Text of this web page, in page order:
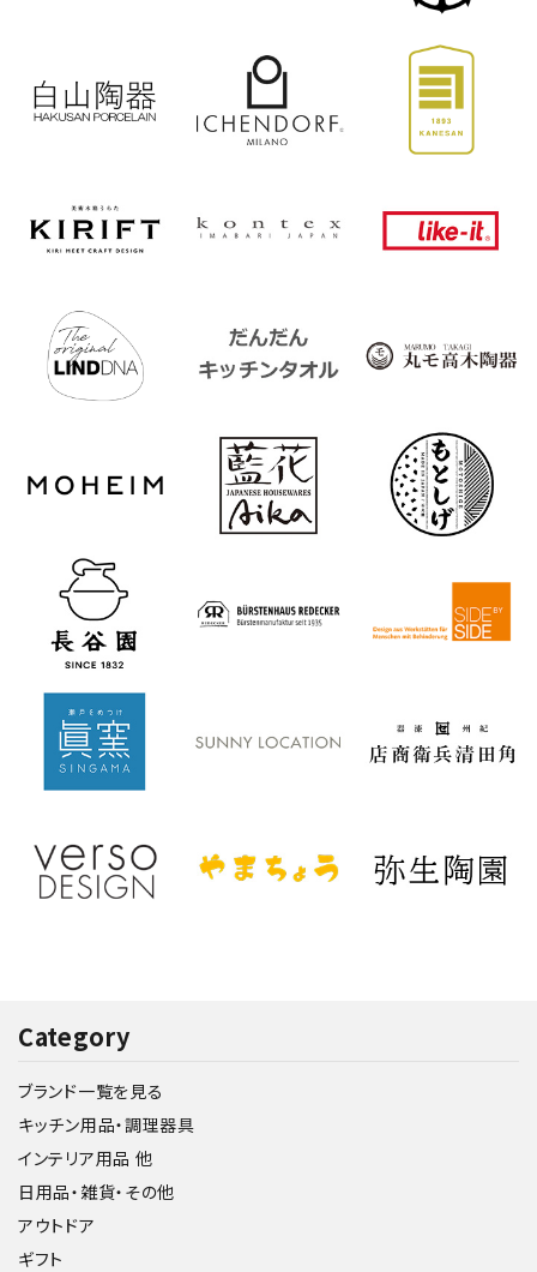
Category
ブランド一覧を見る
キッチン用品・調理器具
インテリア用品 他
日用品・雑貨・その他
アウトドア
ギフト